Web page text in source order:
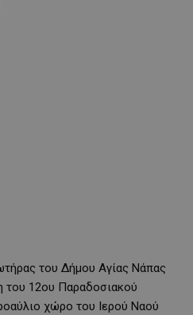
του Δήμου Αγίας Νάπας
του 12ου Παραδοσιακού
χώρο του Ιερού Ναού